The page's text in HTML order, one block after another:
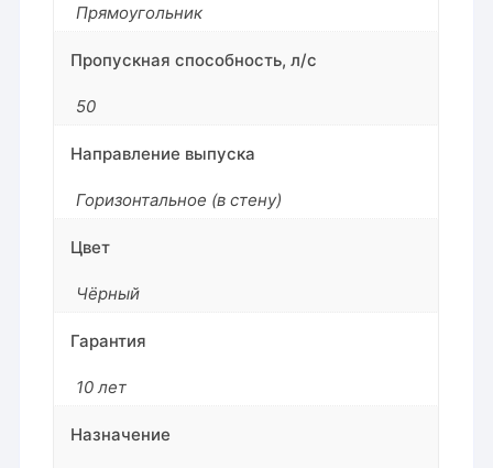
Прямоугольник
Пропускная способность, л/с
50
Направление выпуска
Горизонтальное (в стену)
Цвет
Чёрный
Гарантия
10 лет
Назначение